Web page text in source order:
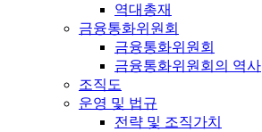
역대총재
금융통화위원회
금융통화위원회
금융통화위원회의 역사
조직도
운영 및 법규
전략 및 조직가치